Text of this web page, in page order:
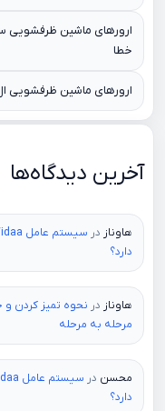
ارورهای ماشین ظرفشویی
خطا
ارورهای ماشین ظرفشویی
آخرین دیدگاه‌ها
هاوناز در
دارد؟
هاوناز در نحوه تمیز کردن
مرحله به مرحله
محسن در
دارد؟